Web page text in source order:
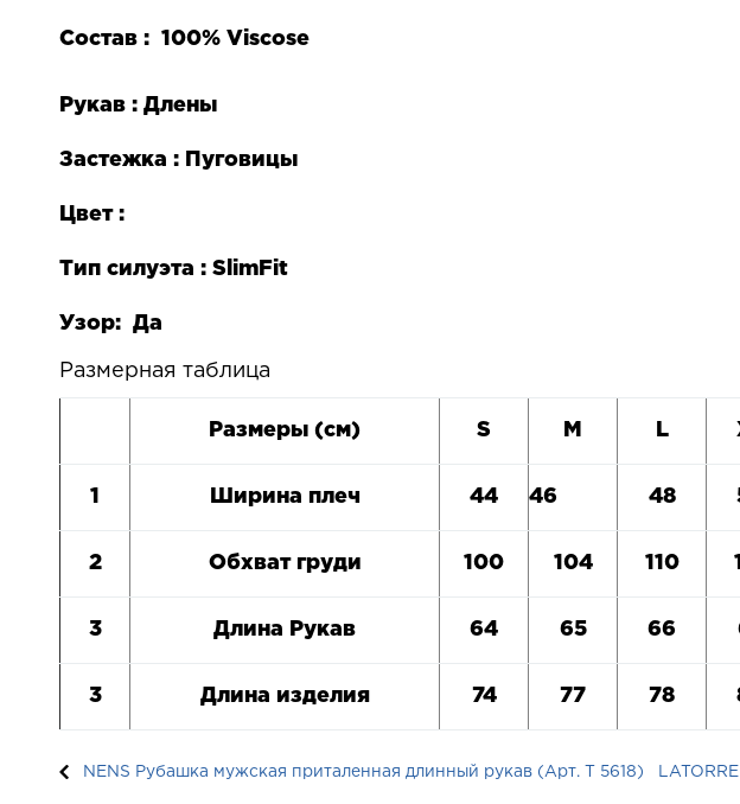
Состав : 100% Viscose
Рукав : Длены
Застежка : Пуговицы
Цвет :
Тип силуэта : Slim Fit
Узор: Да
Размерная таблица
Размеры (см) S M L
1 Ширина плеч 44 46 48
2 Обхват груди 100 104 110
3 Длина Рукав 64 65 66
3 Длина изделия 74 77 78
NENS Рубашка мужская приталенная длинный рукав (Арт. T 5618)